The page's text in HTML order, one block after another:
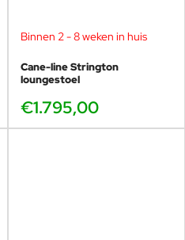
Binnen 2 - 8 weken in huis
Cane-line Strington
loungestoel
€1.795,00